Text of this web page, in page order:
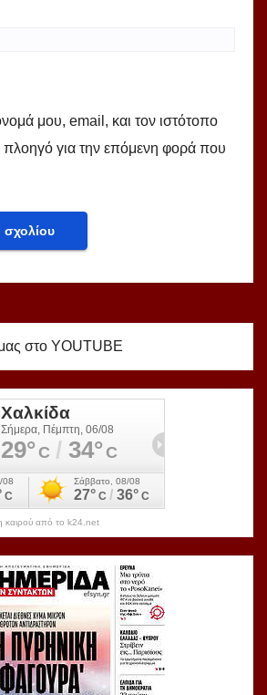
μου, email, και τον ιστότοπο
πλοηγό για την επόμενη φορά που
στο YOUTUBE
καιρού από το k24.net